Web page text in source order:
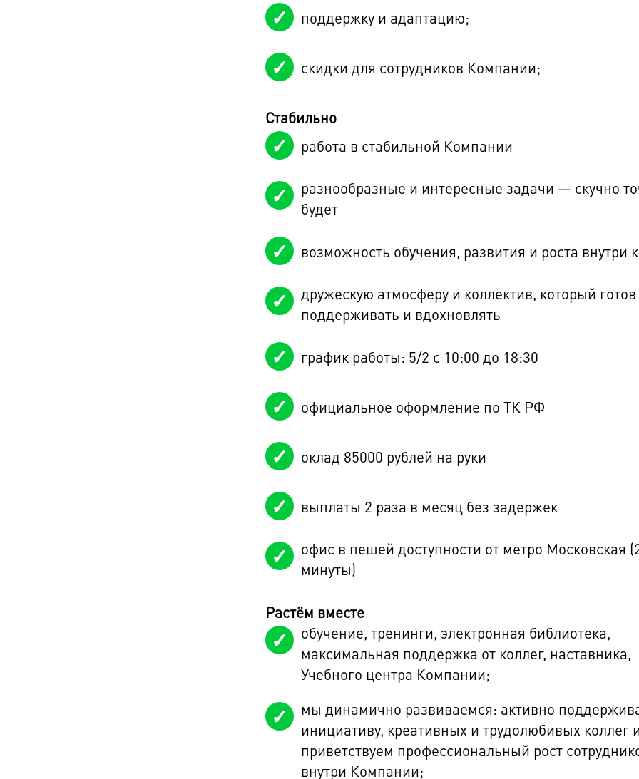
поддержку и адаптацию;
скидки для сотрудников Компании;
Стабильно
работа в стабильной Компании
разнообразные и интересные задачи — скучно
будет
возможность обучения, развития и роста внутри
дружескую атмосферу и коллектив, который готов
поддерживать и вдохновлять
график работы: 5/2 с 10:00 до 18:30
официальное оформление по ТК РФ
оклад 85000 рублей на руки
выплаты 2 раза в месяц без задержек
офис в пешей доступности от метро Московская
минуты)
Растём вместе
обучение, тренинги, электронная библиотека,
максимальная поддержка от коллег, наставника,
Учебного центра Компании;
мы динамично развиваемся: активно
инициативу, креативных и трудолюбивых коллег
приветствуем профессиональный рост
внутри Компании;